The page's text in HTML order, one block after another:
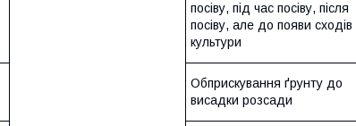
посіву, під час посіву, після
посіву, але до появи сходів
культури
Обприскування ґрунту до
висадки розсади